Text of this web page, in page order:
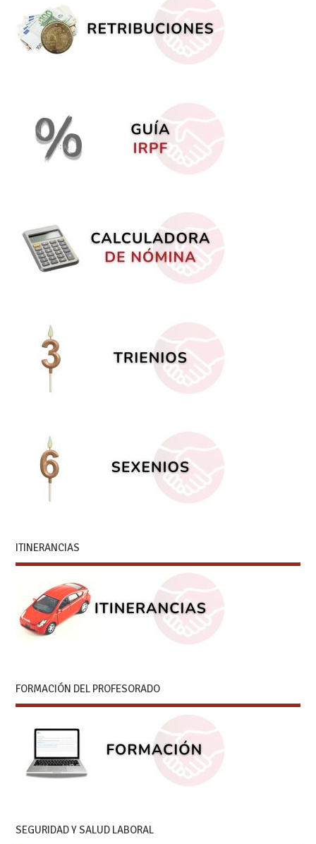
ITINERANCIAS
FORMACIÓN DEL PROFESORADO
SEGURIDAD Y SALUD LABORAL